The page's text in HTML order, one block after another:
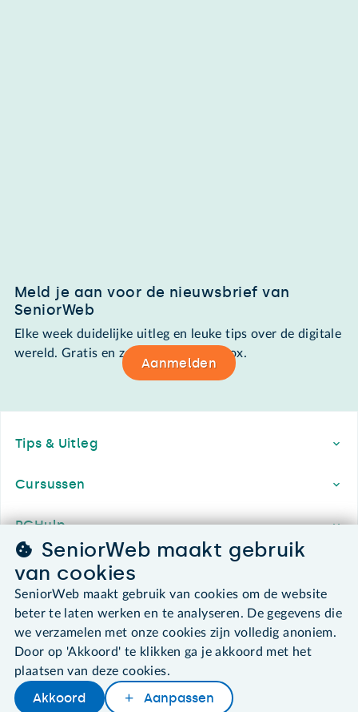
Later lezenDelenWoordenboek
Meld je aan voor de nieuwsbrief van
SeniorWeb
Elke week duidelijke uitleg en leuke tips over de digitale
wereld. Gratis en zomaar in de mailbox.
Aanmelden
Tips & Uitleg
Cursussen
PCHulp
Lidmaatschap
Contact & Service
Over SeniorWeb
SeniorWeb maakt gebruik
van cookies
SeniorWeb maakt gebruik van cookies om de website
beter te laten werken en te analyseren. De gegevens die
we verzamelen met onze cookies zijn volledig anoniem.
Door op 'Akkoord' te klikken ga je akkoord met het
plaatsen van deze cookies.
Akkoord Aanpassen